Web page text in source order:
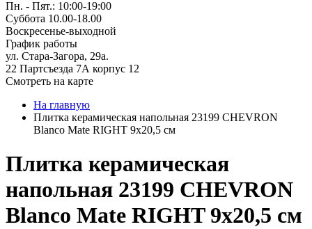
Пн. - Пят.: 10:00-19:00
Суббота 10.00-18.00
Воскресенье-выходной
График работы
ул. Стара-Загора, 29а.
22 Партсъезда 7А корпус 12
Смотреть на карте
На главную
Плитка керамическая напольная 23199 CHEVRON
Blanco Mate RIGHT 9х20,5 см
Плитка керамическая
напольная 23199 CHEVRON
Blanco Mate RIGHT 9х20,5 см